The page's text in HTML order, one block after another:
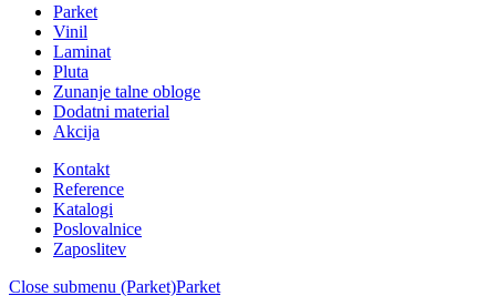
Parket
Vinil
Laminat
Pluta
Zunanje talne obloge
Dodatni material
Akcija
Kontakt
Reference
Katalogi
Poslovalnice
Zaposlitev
Close submenu (Parket)Parket